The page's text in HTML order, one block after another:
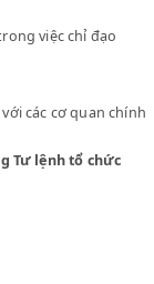
Dân quân Việt
trong việc chỉ
lạc với các cơ
Tổng Tư lệnh tổ